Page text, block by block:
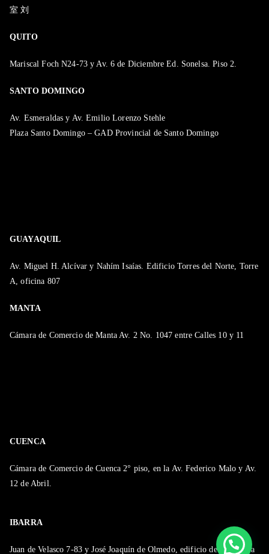
室 刘
QUITO
Mariscal Foch N24-73 y Av. 6 de Diciembre Ed. Sonelsa. Piso 2.
SANTO DOMINGO
Av. Esmeraldas y Av. Emilio Lorenzo Stehle
Plaza Santo Domingo – GAD Provincial de Santo Domingo
GUAYAQUIL
Av. Miguel H. Alcívar y Nahím Isaías. Edificio Torres del Norte, Torre
A, oficina 807
MANTA
Cámara de Comercio de Manta Av. 2 No. 1047 entre Calles 10 y 11
CUENCA
Cámara de Comercio de Cuenca 2° piso, en la Av. Federico Malo y Av.
12 de Abril.
IBARRA
Juan de Velasco 7-83 y José Joaquín de Olmedo, edificio de la Cámara